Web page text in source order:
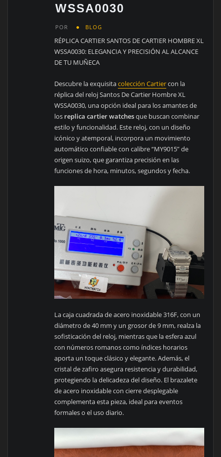
WSSA0030
POR BLOG
RÉPLICA CARTIER SANTOS DE CARTIER HOMBRE XL
WSSA0030: ELEGANCIA Y PRECISIÓN AL ALCANCE
DE TU MUÑECA
Descubre la exquisitacolección Cartiercon la
réplica del reloj Santos De Cartier Hombre XL
WSSA0030, una opción ideal para los amantes de
los replica cartier watchesque buscan combinar
estilo y funcionalidad. Este reloj, con un diseño
icónico y atemporal, incorpora un movimiento
automático confiable con calibre “MY9015” de
origen suizo, que garantiza precisión en las
funciones de hora, minutos, segundos y fecha.
La caja cuadrada de acero inoxidable 316F, con un
diámetro de 40 mm y un grosor de 9 mm, realza la
sofisticación del reloj, mientras que la esfera azul
con números romanos como índices horarios
aporta un toque clásico y elegante. Además, el
cristal de zafiro asegura resistencia y durabilidad,
protegiendo la delicadeza del diseño. El brazalete
de acero inoxidable con cierre desplegable
complementa esta pieza, ideal para eventos
formales o el uso diario.